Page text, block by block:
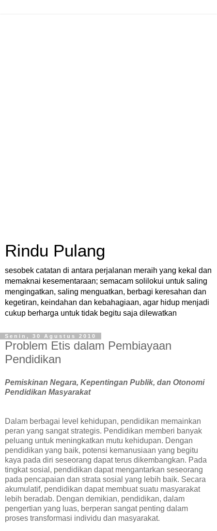
Rindu Pulang
sesobek catatan di antara perjalanan meraih yang kekal dan
memaknai kesementaraan; semacam solilokui untuk saling
mengingatkan, saling menguatkan, berbagi keresahan dan
kegetiran, keindahan dan kebahagiaan, agar hidup menjadi
cukup berharga untuk tidak begitu saja dilewatkan
Senin, 30 Agustus 2010
Problem Etis dalam Pembiayaan
Pendidikan
Pemiskinan Negara, Kepentingan Publik, dan Otonomi
Pendidikan Masyarakat
Dalam berbagai level kehidupan, pendidikan memainkan
peran yang sangat strategis. Pendidikan memberi banyak
peluang untuk meningkatkan mutu kehidupan. Dengan
pendidikan yang baik, potensi kemanusiaan yang begitu
kaya pada diri seseorang dapat terus dikembangkan. Pada
tingkat sosial, pendidikan dapat mengantarkan seseorang
pada pencapaian dan strata sosial yang lebih baik. Secara
akumulatif, pendidikan dapat membuat suatu masyarakat
lebih beradab. Dengan demikian, pendidikan, dalam
pengertian yang luas, berperan sangat penting dalam
proses transformasi individu dan masyarakat.